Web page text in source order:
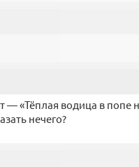
— «Тёплая водица в попе
нечего?